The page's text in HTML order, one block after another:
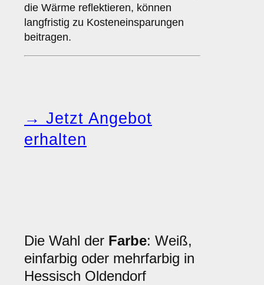
die Wärme reflektieren, können
langfristig zu Kosteneinsparungen
beitragen.
→ Jetzt Angebot
erhalten
Die Wahl der Farbe: Weiß,
einfarbig oder mehrfarbig in
Hessisch Oldendorf